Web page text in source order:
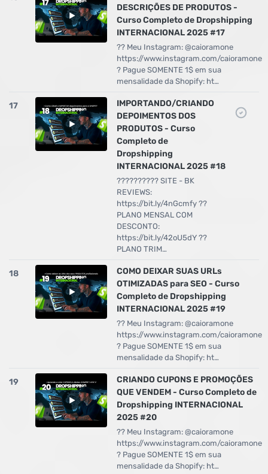
DESCRIÇÕES DE PRODUTOS -
Curso Completo de Dropshipping
INTERNACIONAL 2025 #17
?? Meu Instagram: @caioramone
https://www.instagram.com/caioramone
? Pague SOMENTE 1$ em sua
mensalidade da Shopify: ht…
17
IMPORTANDO/CRIANDO
DEPOIMENTOS DOS
PRODUTOS - Curso
Completo de
Dropshipping
INTERNACIONAL 2025 #18
?????????? SITE - BK
REVIEWS:
https://bit.ly/4nGcmfy ??
PLANO MENSAL COM
DESCONTO:
https://bit.ly/42oU5dY ??
PLANO TRIM…
18
COMO DEIXAR SUAS URLs
OTIMIZADAS para SEO - Curso
Completo de Dropshipping
INTERNACIONAL 2025 #19
?? Meu Instagram: @caioramone
https://www.instagram.com/caioramone
? Pague SOMENTE 1$ em sua
mensalidade da Shopify: ht…
19
CRIANDO CUPONS E PROMOÇÕES
QUE VENDEM - Curso Completo de
Dropshipping INTERNACIONAL
2025 #20
?? Meu Instagram: @caioramone
https://www.instagram.com/caioramone
? Pague SOMENTE 1$ em sua
mensalidade da Shopify: ht…